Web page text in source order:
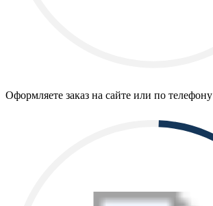
Оформляете заказ на сайте или по телефону